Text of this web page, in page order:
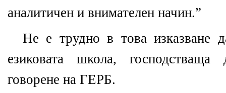
аналитичен и внимателен начин.”
Не е трудно в това изказване
езиковата школа, господстваща
говорене на ГЕРБ.